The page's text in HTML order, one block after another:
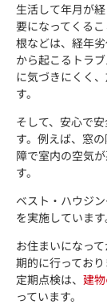
生活して年月が
要になってくる
根などは、経年
から起こるトラ
に気づきにくく
す。
そして、安心で
す。例えば、窓
障で室内の空気
す。
ベスト・ハウジ
を実施しています
お住まいになっ
期的に行っており
定期点検は、 建
っています。